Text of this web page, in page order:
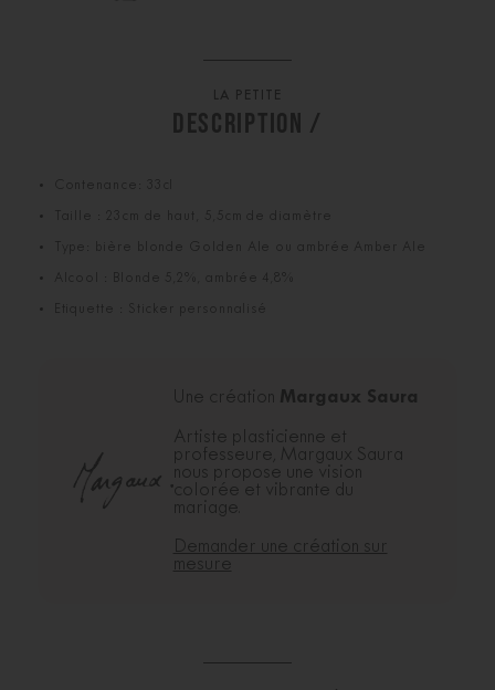
LA PETITE
DESCRIPTION /
Taille : 23cm de haut, 5,5cm de diamètre
Type: bière blonde Golden Ale ou ambrée Amber Ale
Alcool : Blonde 5,2%, ambrée 4,8%
Une création Margaux Saura
Artiste plasticienne et
professeure, Margaux Saura
nous propose une vision
colorée et vibrante du
mariage.
Demander une création sur
mesure